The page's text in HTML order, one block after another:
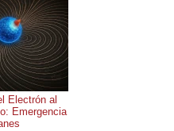
Electrón al
Emergencia